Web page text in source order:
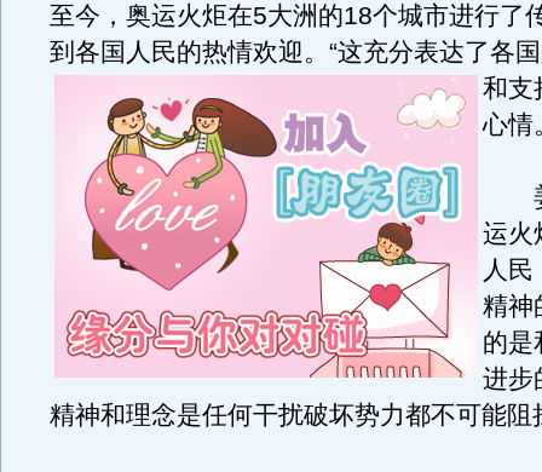
至今，奥运火炬在5大洲的18个城市进行了
到各国人民的热情欢迎。 “这充分表达了各
和支
心情
姜
运火
人
精神
的是
进步
精神和理念是任何干扰破坏势力都不可能阻